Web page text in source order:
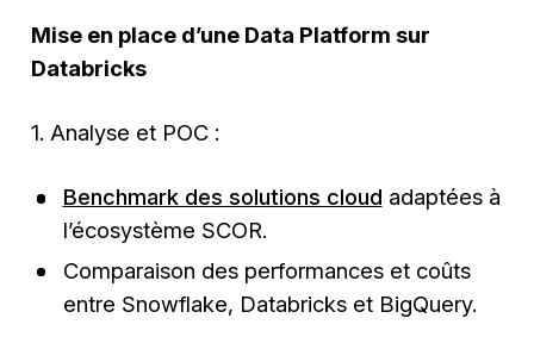
Mise en place d’une Data Platform sur
Databricks
1. Analyse et POC :
Benchmark des solutions cloud adaptées à
l’écosystème SCOR.
Comparaison des performances et coûts
entre Snowflake, Databricks et BigQuery.